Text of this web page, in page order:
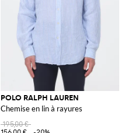
POLO RALPH LAUREN
Chemise en lin à rayures
195,00 €